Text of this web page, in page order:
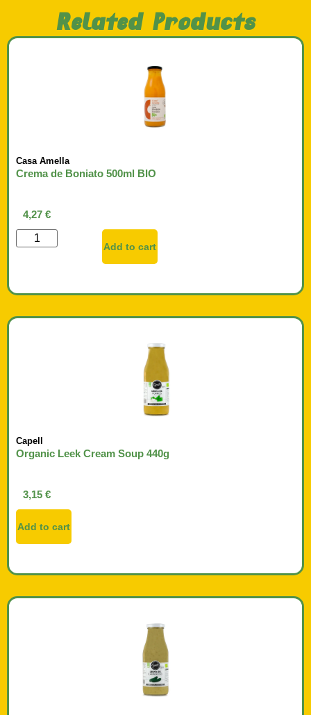
Related Products
Casa Amella
Crema de Boniato 500ml BIO
4,27 €
Add to cart
Capell
Organic Leek Cream Soup 440g
3,15 €
Add to cart